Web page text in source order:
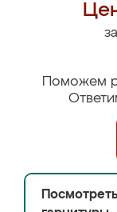
за
Поможем